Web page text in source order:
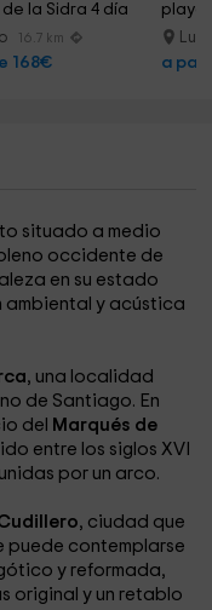
la Sidra 4 día
16.7 km
168€
playa
90m
a
situado a medio
occidente de
en su estado
ambiental y acústica
, una localidad
de Santiago. En
del
Marqués de
entre los siglos XVI
por un arco.
, ciudad que
puede contemplarse
y reformada,
original y un retablo